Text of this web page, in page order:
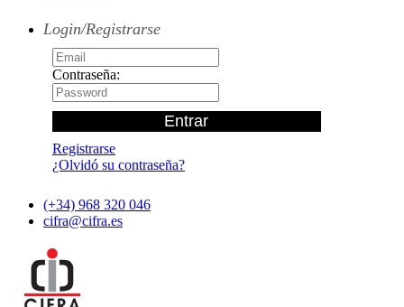
Login/Registrarse
Contraseña:
Registrarse
¿Olvidó su contraseña?
(+34) 968 320 046
cifra@cifra.es